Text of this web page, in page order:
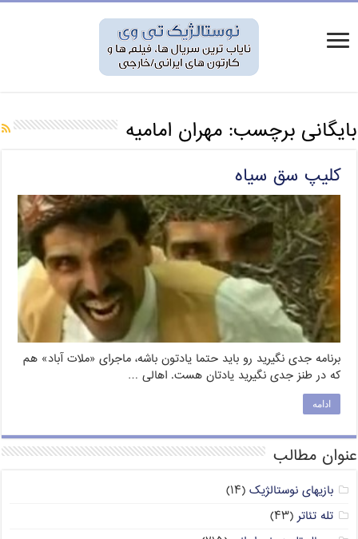
بایگانی برچسب:مهران امامیه
کلیپ سق سیاه
برنامه جدی نگیرید رو باید حتما یادتون باشه، ماجرای «ملات آباد» هم
که در طنز جدی نگیرید یادتان هست. اهالی …
ادامه
عنوان مطالب
بازیهای نوستالژیک (۱۴)
تله تئاتر(۴۳)